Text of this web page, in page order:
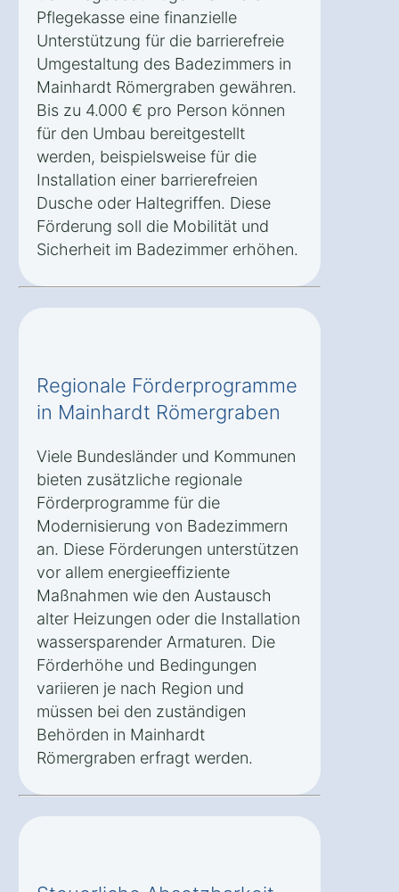
Pflegekasse eine finanzielle
Unterstützung für die barrierefreie
Umgestaltung des Badezimmers in
Mainhardt Römergraben gewähren.
Bis zu 4.000 € pro Person können
für den Umbau bereitgestellt
werden, beispielsweise für die
Installation einer barrierefreien
Dusche oder Haltegriffen. Diese
Förderung soll die Mobilität und
Sicherheit im Badezimmer erhöhen.
Regionale Förderprogramme
in Mainhardt Römergraben
Viele Bundesländer und Kommunen
bieten zusätzliche regionale
Förderprogramme für die
Modernisierung von Badezimmern
an. Diese Förderungen unterstützen
vor allem energieeffiziente
Maßnahmen wie den Austausch
alter Heizungen oder die Installation
wassersparender Armaturen. Die
Förderhöhe und Bedingungen
variieren je nach Region und
müssen bei den zuständigen
Behörden in Mainhardt
Römergraben erfragt werden.